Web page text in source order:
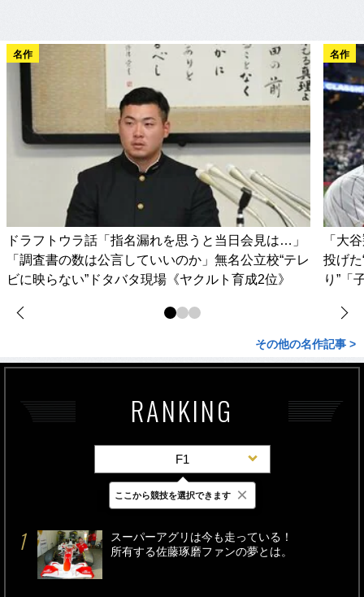
名作
ドラフトウラ話「指名漏れを思うと当日会見は…」
「調査書の数は公言していいのか」無名公立校“テレ
ビに映らない”ドタバタ現場《ヤクルト育成2位》
名作
「大
投げ
り”「
その他の名作記事 >
RANKING
F1
最新 24時間 週間
スーパーアグリは今も走っている！
所有する佐藤琢磨ファンの夢とは。
ここから競技を選択できます ×